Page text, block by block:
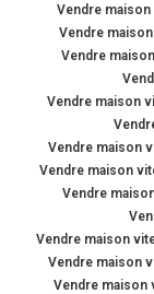
Vendre
Vendre
Vendre
Vendre maison
Vendre maison
Vendre maison
Vendre
Vendre maison
Vendre maison
Vendre maison